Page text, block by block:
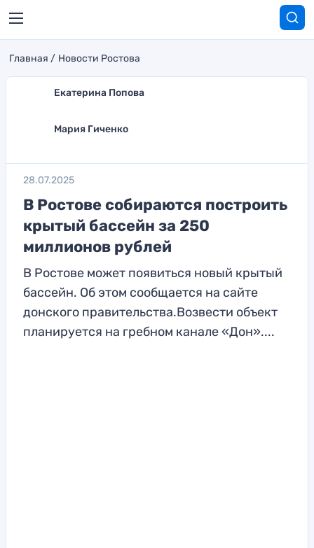
Главная Новости Ростова
Екатерина Попова
Мария Гиченко
28.07.2025
В Ростове собираются построить
крытый бассейн за 250
миллионов рублей
В Ростове может появиться новый крытый
бассейн. Об этом сообщается на сайте
донского правительства.Возвести объект
планируется на гребном канале «Дон»....